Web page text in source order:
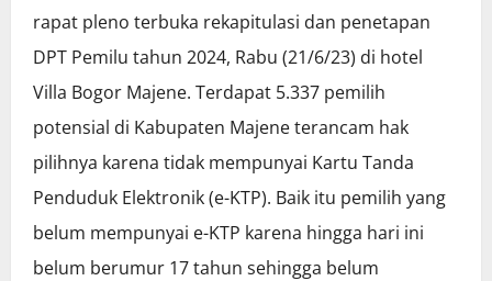
rapat pleno terbuka rekapitulasi dan penetapan
DPT Pemilu tahun 2024, Rabu (21/6/23) di hotel
Villa Bogor Majene. Terdapat 5.337 pemilih
potensial di Kabupaten Majene terancam hak
pilihnya karena tidak mempunyai Kartu Tanda
Penduduk Elektronik (e-KTP). Baik itu pemilih yang
belum mempunyai e-KTP karena hingga hari ini
belum berumur 17 tahun sehingga belum